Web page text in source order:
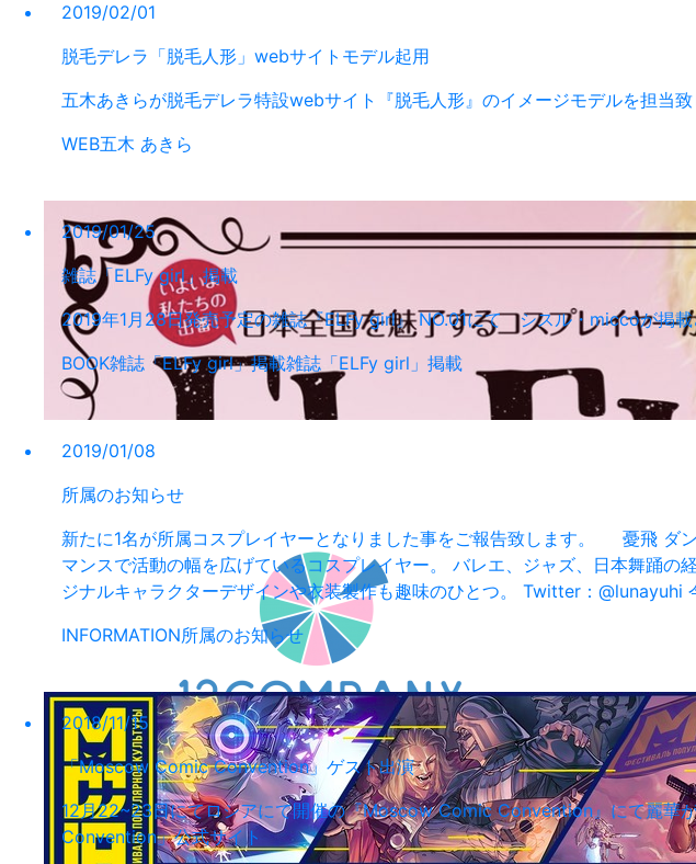
2019/02/01
脱毛デレラ「脱毛人形」webサイトモデル起用
五木あきらが脱毛デレラ特設webサイト『脱毛人形』のイメージモデルを担当
WEB五木 あきら
2019/01/25
雑誌「ELFy girl」掲載
2019年1月28日発売予定の雑誌『ELFy girl』 NO.01にて シスル・miccoが掲載
BOOK雑誌「ELFy girl」掲載雑誌「ELFy girl」掲載
2019/01/08
所属のお知らせ
新たに1名が所属コスプレイヤーとなりました事をご報告致します。 憂飛 ダ
マンスで活動の幅を広げているコスプレイヤー。 バレエ、ジャズ、日本舞踊
ジナルキャラクターデザインや衣装製作も趣味のひとつ。 Twitter：@lunayuhi
INFORMATION所属のお知らせ
2018/11/15
「Moscow Comic Convention」ゲスト出演
12月22~23日にてロシアにて開催の『Moscow Comic Convention』にて麗
Convention」公式サイト